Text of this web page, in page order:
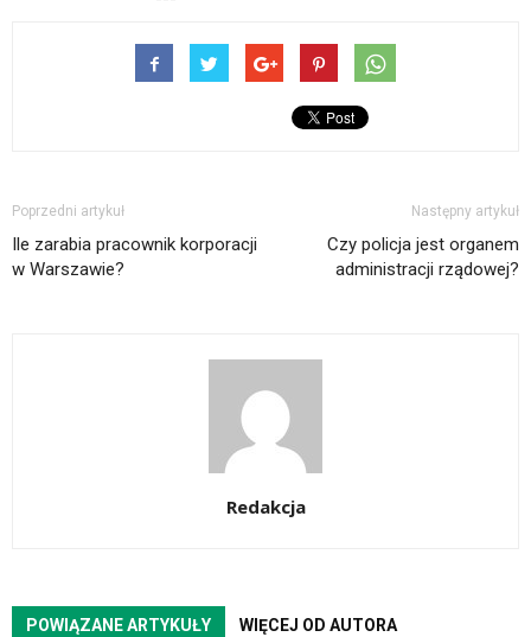
Poprzedni artykuł
Ile zarabia pracownik korporacji
w Warszawie?
Następny artykuł
Czy policja jest organem
administracji rządowej?
Redakcja
POWIĄZANE ARTYKUŁY WIĘCEJ OD AUTORA